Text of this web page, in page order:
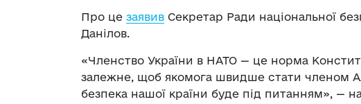
Про це заявив Секретар Ради національної
Данілов.
«Членство України в НАТО — це норма
залежне, щоб якомога швидше стати членом
безпека нашої країни буде під питанням», —